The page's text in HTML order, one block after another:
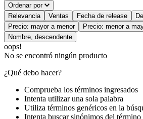
Ordenar por
Relevancia
Ventas Fecha de release
Precio: mayor a menor
Precio: menor a
Nombre, descendente
oops!
No se encontró ningún producto
¿Qué debo hacer?
Comprueba los términos ingresados
Intenta utilizar una sola palabra
Utiliza términos genéricos en la
Intenta buscar sinónimos del término